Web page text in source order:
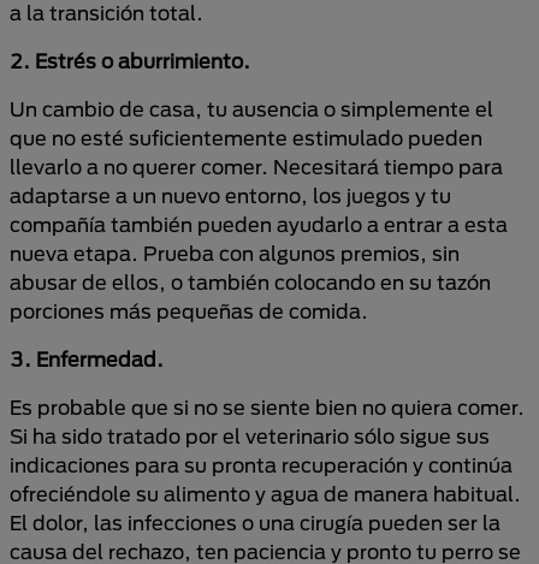
a la transición total.
2. Estrés o aburrimiento.
Un cambio de casa, tu ausencia o simplemente el
que no esté suficientemente estimulado pueden
llevarlo a no querer comer. Necesitará tiempo para
adaptarse a un nuevo entorno, los juegos y tu
compañía también pueden ayudarlo a entrar a esta
nueva etapa. Prueba con algunos premios, sin
abusar de ellos, o también colocando en su tazón
porciones más pequeñas de comida.
3. Enfermedad.
Es probable que si no se siente bien no quiera comer.
Si ha sido tratado por el veterinario sólo sigue sus
indicaciones para su pronta recuperación y continúa
ofreciéndole su alimento y agua de manera habitual.
El dolor, las infecciones o una cirugía pueden ser la
causa del rechazo, ten paciencia y pronto tu perro se